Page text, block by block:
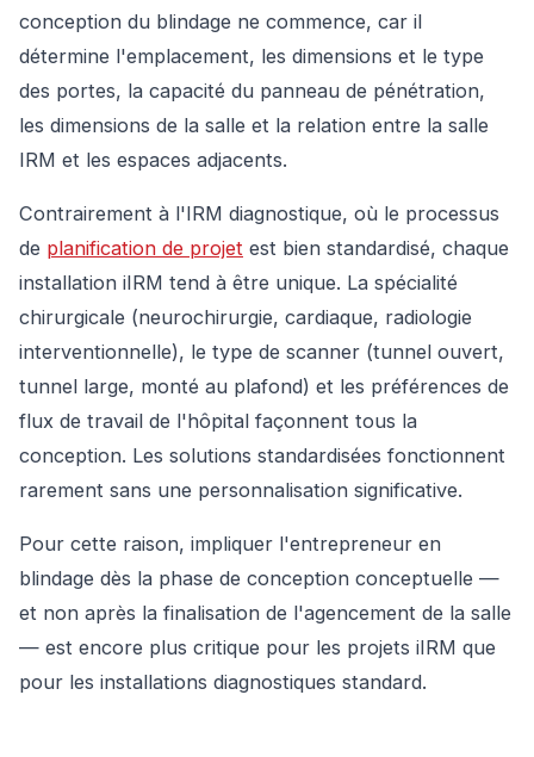
conception du blindage ne commence, car il
détermine l'emplacement, les dimensions et le type
des portes, la capacité du panneau de pénétration,
les dimensions de la salle et la relation entre la salle
IRM et les espaces adjacents.
Contrairement à l'IRM diagnostique, où le processus
de planification de projet est bien standardisé, chaque
installation iIRM tend à être unique. La spécialité
chirurgicale (neurochirurgie, cardiaque, radiologie
interventionnelle), le type de scanner (tunnel ouvert,
tunnel large, monté au plafond) et les préférences de
flux de travail de l'hôpital façonnent tous la
conception. Les solutions standardisées fonctionnent
rarement sans une personnalisation significative.
Pour cette raison, impliquer l'entrepreneur en
blindage dès la phase de conception conceptuelle —
et non après la finalisation de l'agencement de la salle
— est encore plus critique pour les projets iIRM que
pour les installations diagnostiques standard.